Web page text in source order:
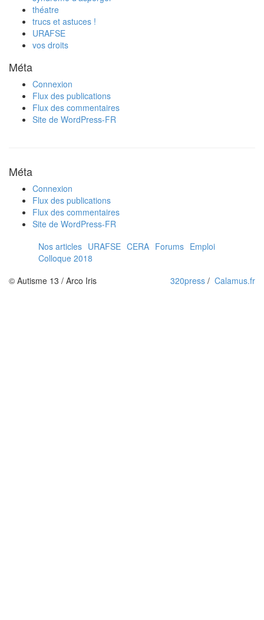
théatre
trucs et astuces !
URAFSE
vos droits
Méta
Connexion
Flux des publications
Flux des commentaires
Site de WordPress-FR
Méta
Connexion
Flux des publications
Flux des commentaires
Site de WordPress-FR
Nos articles URAFSE CERA Forums Emploi
Colloque 2018
320press / Calamus.fr
© Autisme 13 / Arco Iris